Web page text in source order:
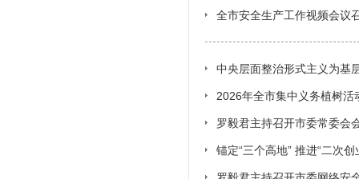
全市安全生产工作视频会议
中央层面整治形式主义为基
基层减负典型问题
2026年全市集中义务植树
罗毅君主持召开市委常委会
锚定“三个高地” 推进“二次